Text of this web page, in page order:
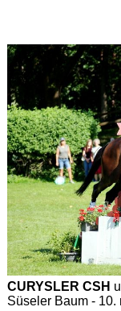
CURYSLER CSH
Süseler Baum - 10.